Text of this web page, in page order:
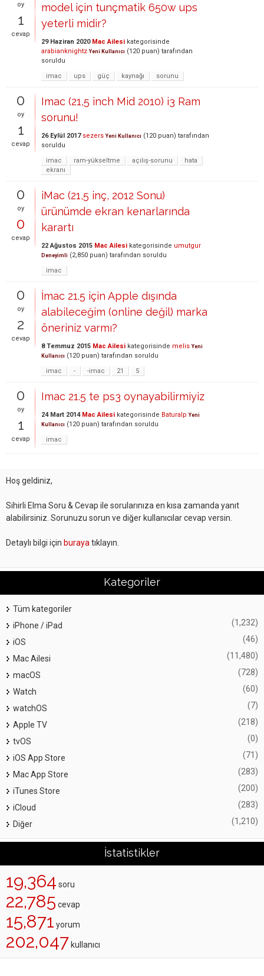
oy
1
cevap
model için tunçmatik 650w ups
yeterli midir?
29 Haziran 2020 Mac Ailesi kategorisinde
arabianknightz Yeni Kullanıcı (120 puan) tarafından
soruldu
imac
ups güç kaynağı sorunu
0
oy
1
cevap
Imac (21,5 inch Mid 2010) i3 Ram
sorunu!
26 Eylül 2017 sezers Yeni Kullanıcı (120 puan) tarafından
soruldu
imac
ram-yükseltme açılış-sorunu
hata
ekranı
0
oy
0
cevap
iMac (21,5 inç, 2012 Sonu)
ürünümde ekran kenarlarında
karartı
22 Ağustos 2015 Mac Ailesi kategorisinde umutgur
Deneyimli (2,850 puan) tarafından soruldu
imac
0
oy
2
cevap
İmac 21.5 için Apple dışında
alabileceğim (online değil) marka
öneriniz varmı?
8 Temmuz 2015 Mac Ailesi kategorisinde melis Yeni
Kullanıcı (120 puan) tarafından soruldu
imac
- -imac 21 5
0
oy
1
cevap
Imac 21.5 te ps3 oynayabilirmiyiz
24 Mart 2014 Mac Ailesi kategorisinde Baturalp Yeni
Kullanıcı (120 puan) tarafından soruldu
imac
Hoş geldiniz,
Sihirli Elma Soru & Cevap ile sorularınıza en kısa zamanda yanıt
alabilirsiniz. Sorunuzu sorun ve diğer kullanıcılar cevap versin.
Detaylı bilgi için buraya tıklayın.
Kategoriler
Tüm kategoriler
iPhone / iPad
(1,232)
iOS (46)
Mac Ailesi (11,480)
macOS (728)
Watch (60)
watchOS (7)
Apple TV (218)
tvOS (0)
iOS App Store (71)
Mac App Store (283)
iTunes Store (200)
iCloud (283)
Diğer (1,210)
İstatistikler
19,364 soru
22,785 cevap
15,871 yorum
202,047 kullanıcı